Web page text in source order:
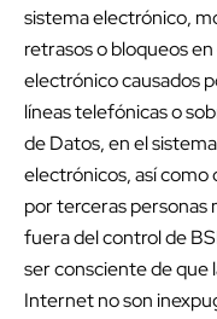
sistema electrónico,
retrasos o bloqueos
electrónico causados
líneas telefónicas o
de Datos, en el
electrónicos, así como
por terceras personas
fuera del control de
ser consciente de que
Internet no son